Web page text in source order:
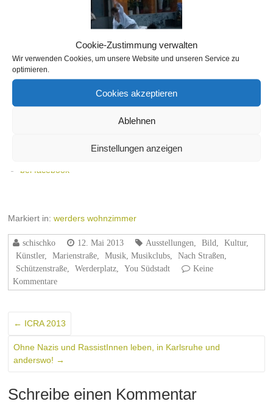
Cookie-Zustimmung verwalten
Wir verwenden Cookies, um unsere Website und unseren Service zu
optimieren.
Cookies akzeptieren
Ablehnen
Einstellungen anzeigen
bei facebook
Markiert in:werders wohnzimmer
schischko 12. Mai 2013 Ausstellungen Bild Kultur,
Künstler, Marienstraße Musik, Musikclubs Nach Straßen
Schützenstraße
Werderplatz You Südstadt
Keine
Kommentare
← ICRA 2013
Ohne Nazis und RassistInnen leben, in Karlsruhe und
anderswo! →
Schreibe einen Kommentar